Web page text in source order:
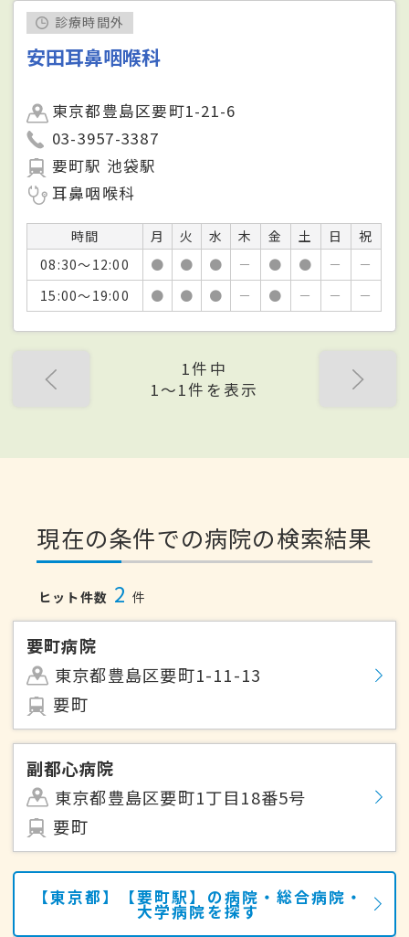
診療時間外
安田耳鼻咽喉科
東京都豊島区要町1-21-6
03-3957-3387
要町駅 池袋駅
耳鼻咽喉科
時間 月 火 水 木 金 土 日
祝
08:30～12:00
● ● ● － ● ● －
－
15:00～19:00
● ● ● － ● － － －
1件中
1〜1件を表示
現在の条件での病院の検索結果
ヒット件数 2 件
要町病院
東京都豊島区要町1-11-13
要町
副都心病院
東京都豊島区要町1丁目18番5号
要町
【東京都】【要町駅】の病院・総合病院・
大学病院を探す